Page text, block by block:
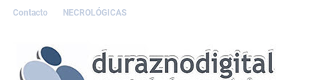
Contacto NECROLÓGICAS